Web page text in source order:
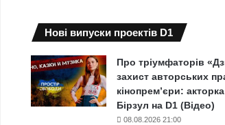
Нові випуски проектів D1
Про тріумфаторів
захист авторських
кінопрем’єри:
Бірзул на D1 (Відео)
08.08.2026 21:00